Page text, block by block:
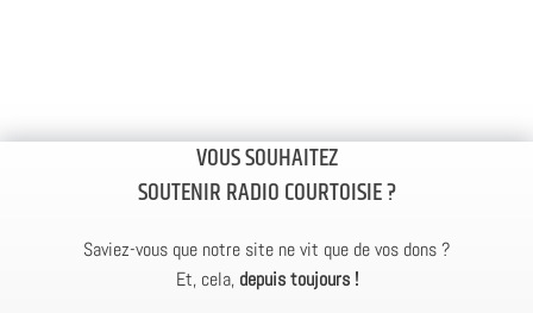
VOUS SOUHAITEZ
SOUTENIR RADIO COURTOISIE ?
Saviez-vous que notre site ne vit que de vos dons ?
Et, cela, depuis toujours !